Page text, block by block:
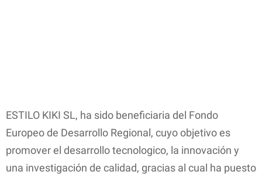
ESTILO KIKI SL, ha sido beneficiaria del Fondo
Europeo de Desarrollo Regional, cuyo objetivo es
promover el desarrollo tecnologico, la innovación y
una investigación de calidad, gracias al cual ha puesto